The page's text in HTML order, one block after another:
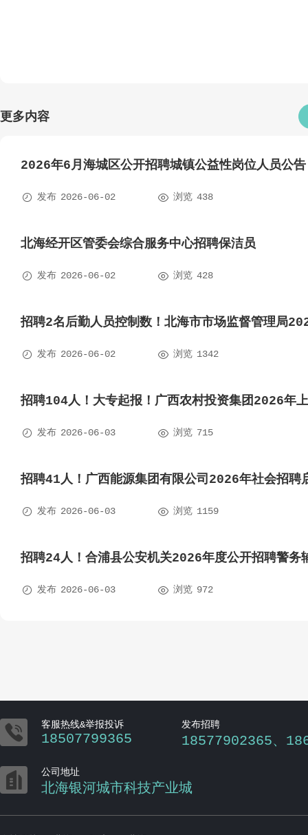
更多内容
2026年6月海城区公开招聘城镇公益性岗位人员公告
 发布 2026-06-02  浏览 438
北海经开区管委会综合服务中心招聘保洁员
 发布 2026-06-02  浏览 428
招聘2名后勤人员控制数！北海市市场监督管理局
 发布 2026-06-02  浏览 1342
招聘104人！大专起报！广西农村投资集团2026年
 发布 2026-06-03  浏览 715
招聘41人！广西能源集团有限公司2026年社会招聘
 发布 2026-06-03  浏览 1159
招聘24人！合浦县公安机关2026年度公开招聘警务
 发布 2026-06-03  浏览 972
 客服热线&举报投诉
18507799365
发布招聘
18577902365、
 公司地址
北海银河城市科技产业城